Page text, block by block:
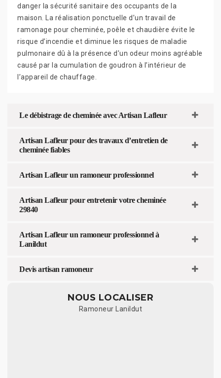
danger la sécurité sanitaire des occupants de la
maison. La réalisation ponctuelle d’un travail de
ramonage pour cheminée, poêle et chaudière évite le
risque d’incendie et diminue les risques de maladie
pulmonaire dû à la présence d’un odeur moins agréable
causé par la cumulation de goudron à l’intérieur de
l’appareil de chauffage.
Le débistrage de cheminée avec Artisan Lafleur
Artisan Lafleur pour des travaux d’entretien de
cheminée fiables
Artisan Lafleur un ramoneur professionnel
Artisan Lafleur pour entretenir votre cheminée
29840
Artisan Lafleur un ramoneur professionnel à
Lanildut
Devis artisan ramoneur
NOUS LOCALISER
Ramoneur Lanildut